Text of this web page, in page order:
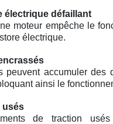
électrique défaillant
moteur empêche le
électrique.
peuvent accumuler des
ainsi le
usés
de traction usés